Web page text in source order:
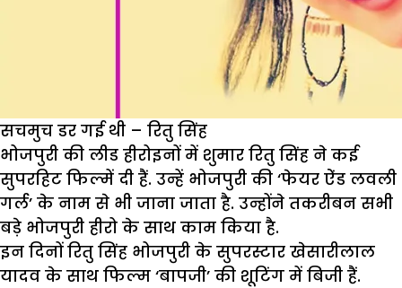
सचमुच डर गई थी – रितु सिंह
भोजपुरी की लीड हीरोइनों में शुमार रितु सिंह ने कई
सुपरहिट फिल्में दी हैं. उन्हें भोजपुरी की ‘फेयर ऐंड लवली
गर्ल’ के नाम से भी जाना जाता है. उन्होंने तकरीबन सभी
बड़े भोजपुरी हीरो के साथ काम किया है.
इन दिनों रितु सिंह भोजपुरी के सुपरस्टार खेसारीलाल
यादव के साथ फिल्म ‘बापजी’ की शूटिंग में बिजी हैं.